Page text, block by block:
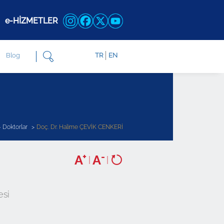
e-HİZMETLER
Blog TR EN
Doktorlar Doç. Dr. Halime ÇEVİK CENKERİ
A+ A-